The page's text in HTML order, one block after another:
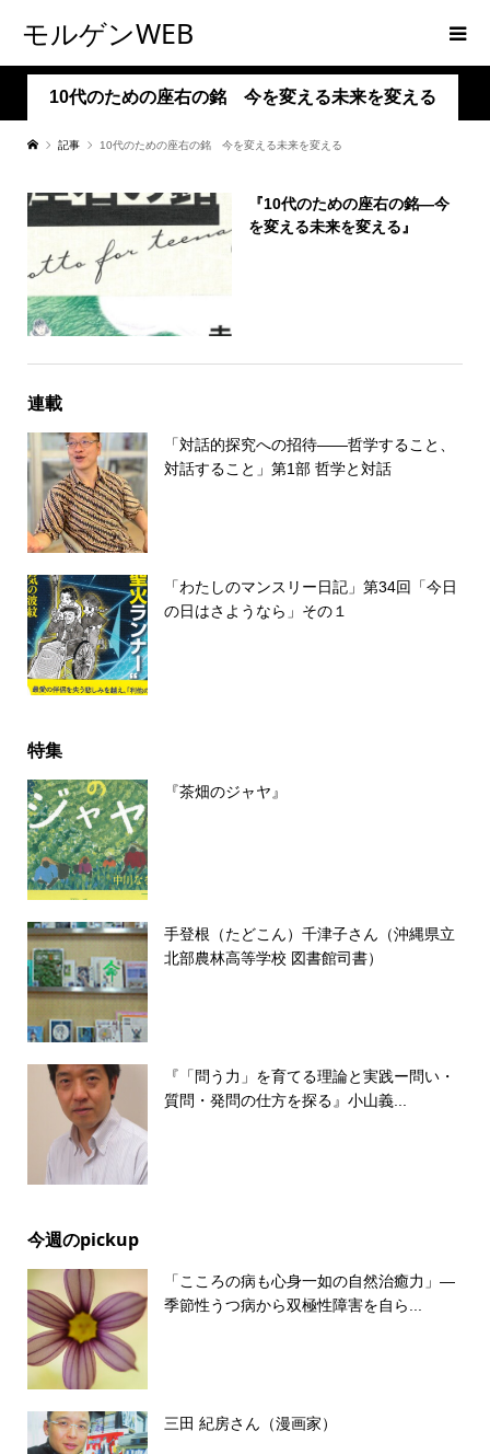
モルゲンWEB
10代のための座右の銘 今を変える未来を変える
記事 10代のための座右の銘 今を変える未来を変える
『10代のための座右の銘―今
を変える未来を変える』
連載
「対話的探究への招待――哲学すること、
対話すること」第1部 哲学と対話
「わたしのマンスリー日記」第34回「今日
の日はさようなら」その１
特集
『茶畑のジャヤ』
手登根（たどこん）千津子さん（沖縄県立
北部農林高等学校 図書館司書）
『「問う力」を育てる理論と実践ー問い・
質問・発問の仕方を探る』小山義...
今週のpickup
「こころの病も心身一如の自然治癒力」―
季節性うつ病から双極性障害を自ら...
三田 紀房さん（漫画家）